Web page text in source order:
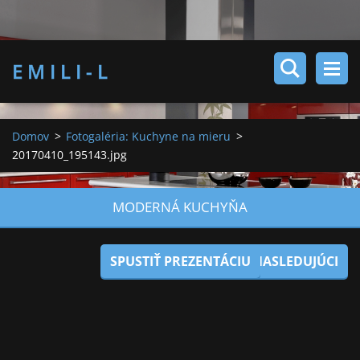
E M I L I - L
Domov > Fotogaléria: Kuchyne na mieru >
20170410_195143.jpg
MODERNÁ KUCHYŇA
SPUSTIŤ PREZENTÁCIU NASLEDUJÚCI